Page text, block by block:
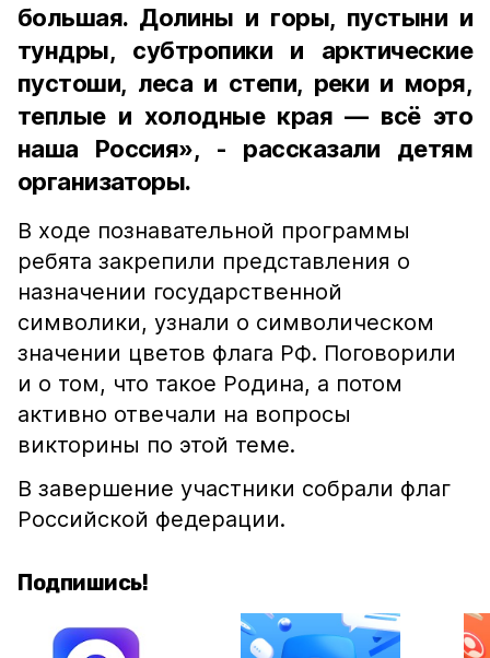
большая. Долины и горы, пустыни и
тундры, субтропики и арктические
пустоши, леса и степи, реки и моря,
теплые и холодные края — всё это
наша Россия», - рассказали детям
организаторы.
В ходе познавательной программы
ребята закрепили представления о
назначении государственной
символики, узнали о символическом
значении цветов флага РФ. Поговорили
и о том, что такое Родина, а потом
активно отвечали на вопросы
викторины по этой теме.
В завершение участники собрали флаг
Российской федерации.
Подпишись!